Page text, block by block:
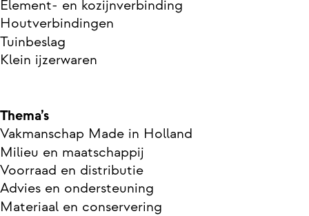
Element- en kozijnverbinding
Houtverbindingen
Tuinbeslag
Klein ijzerwaren
Thema’s
Vakmanschap Made in Holland
Milieu en maatschappij
Voorraad en distributie
Advies en ondersteuning
Materiaal en conservering